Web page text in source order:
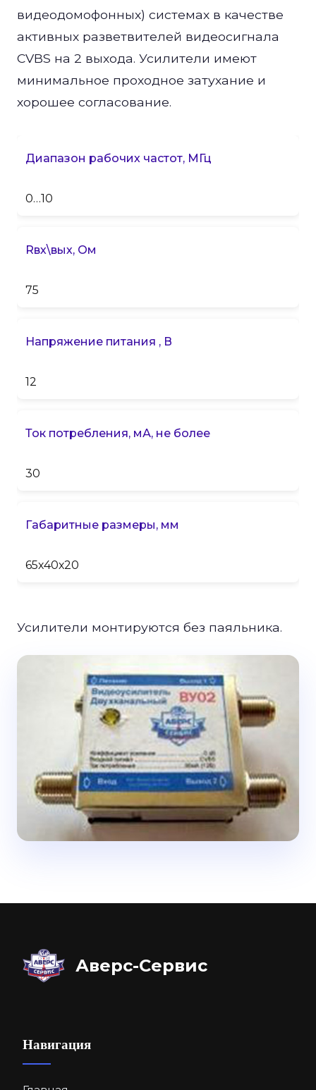
видеодомофонных) системах в качестве
активных разветвителей видеосигнала
CVBS на 2 выхода. Усилители имеют
минимальное проходное затухание и
хорошее согласование.
Диапазон рабочих частот, МГц
0…10
Rвх\вых, Ом
75
Напряжение питания , В
12
Ток потребления, мА, не более
30
Габаритные размеры, мм
65х40х20
Усилители монтируются без паяльника.
Аверс-Сервис
Навигация